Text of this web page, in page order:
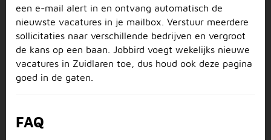
een e-mail alert in en ontvang automatisch de
nieuwste vacatures in je mailbox. Verstuur meerdere
sollicitaties naar verschillende bedrijven en vergroot
de kans op een baan. Jobbird voegt wekelijks nieuwe
vacatures in Zuidlaren toe, dus houd ook deze pagina
goed in de gaten.
FAQ